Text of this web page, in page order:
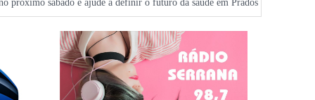
e ajude a definir o futuro da saúde em Prados Prados será palco do